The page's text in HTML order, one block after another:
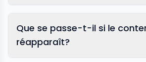
Que se passe-t-il si le
réapparaît?